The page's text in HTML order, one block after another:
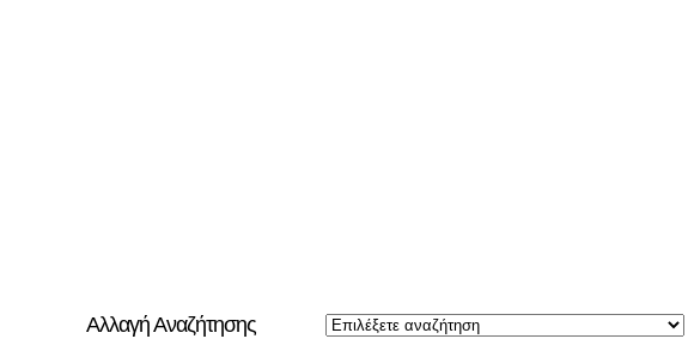
Αλλαγή Αναζήτησης